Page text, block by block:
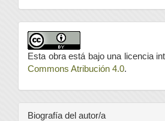
Esta obra está bajo una licencia
Commons Atribución 4.0.
Biografía del autor/a